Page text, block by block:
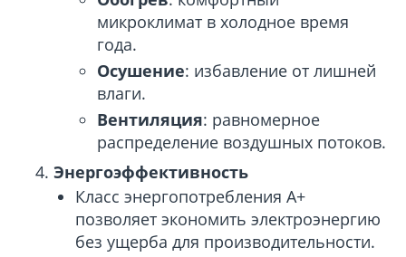
микроклимат в холодное время
года.
Осушение: избавление от лишней
влаги.
Вентиляция: равномерное
распределение воздушных потоков.
Энергоэффективность
Класс энергопотребления A+
позволяет экономить электроэнергию
без ущерба для производительности.